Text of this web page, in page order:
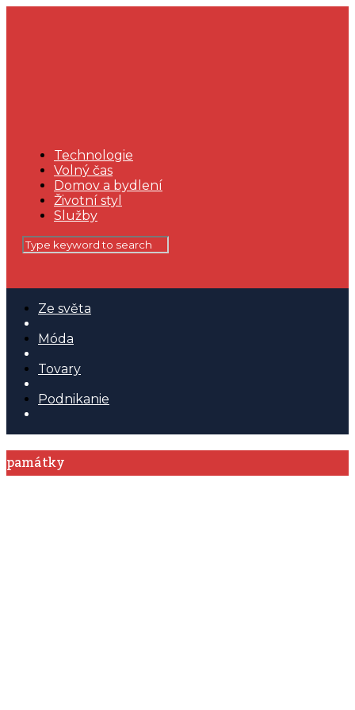
Technologie
Volný čas
Domov a bydlení
Životní styl
Služby
Ze světa
Móda
Tovary
Podnikanie
památky